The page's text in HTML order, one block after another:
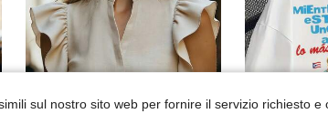
sul nostro sito web per fornire il servizio richiesto e